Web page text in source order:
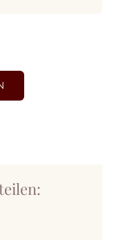
e.V. auf Facebook